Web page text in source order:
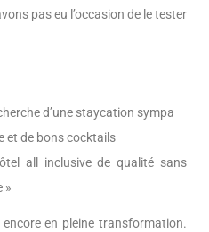
pas eu l’occasion de le tester
d’une staycation sympa
et de bons cocktails
all inclusive de qualité sans
»
en pleine transformation.